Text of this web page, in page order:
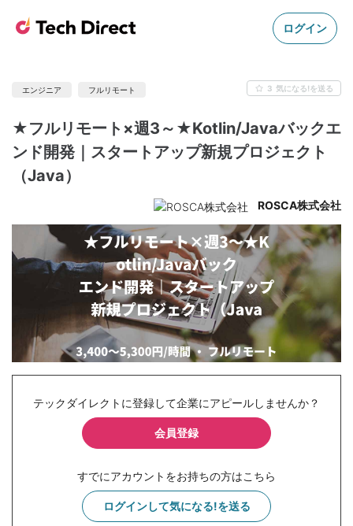
ログイン
エンジニア フルリモート 3 気になる!を送る
★フルリモート×週3～★Kotlin/Javaバックエ
ンド開発｜スタートアップ新規プロジェクト
（Java）
ROSCA株式会社
テックダイレクトに登録して企業にアピールしませんか？
会員登録
すでにアカウントをお持ちの方はこちら
ログインして気になる!を送る